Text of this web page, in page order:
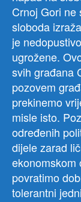
Crnoj Gori ne
sloboda
je
ugrožene.
svih građana
pozovem
prekinemo
misle isto.
određenih
dijele zarad
ekonomskom
povratimo
tolerantni